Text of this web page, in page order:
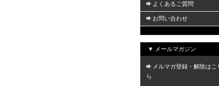
よくあるご質問
お問い合わせ
▼ メールマガジン
メルマガ登録・解除はこ
ら